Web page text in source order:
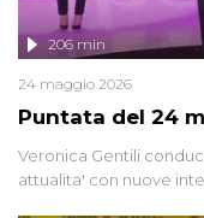
Puntata del 24
206 min
24 maggio 2026
Veronica Gentili
attualita' con nuove